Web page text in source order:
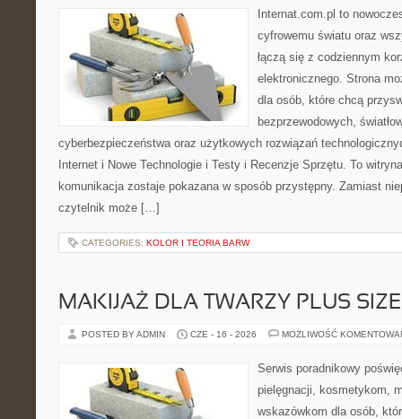
Internat.com.pl to
cyfrowemu światu oraz
łączą się z codziennym
elektronicznego. Strona
dla osób, które chcą
bezprzewodowych,
cyberbezpieczeństwa oraz użytkowych rozwiązań
Internet i Nowe Technologie i Testy i Recenzje Sprzętu. To
komunikacja zostaje pokazana w sposób przystępny. Zamiast
czytelnik może […]
CATEGORIES: KOLOR I TEORIA BARW
MAKIJAŻ DLA TWARZY PLUS SIZE
POSTED BY ADMIN CZE - 16 - 2026 MOŻLIWOŚĆ
Serwis poradnikowy
pielęgnacji, kosmetykom,
wskazówkom dla osób,